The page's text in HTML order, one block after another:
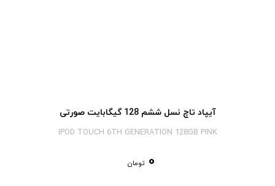
آیپاد تاچ نسل ششم 128 گیگابایت صورتی
IPOD TOUCH 6TH GENERATION 128GB PINK
0 تومان